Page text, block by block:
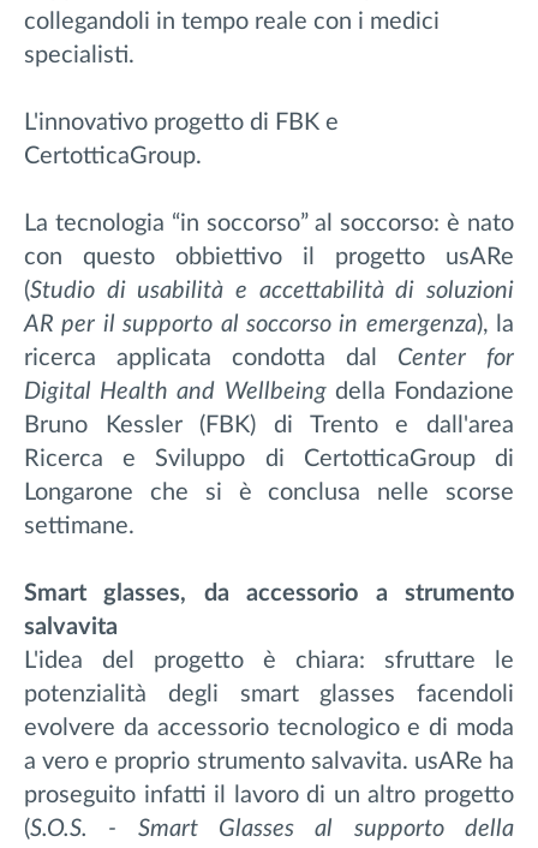
collegandoli in tempo reale con i medici
specialisti.
L'innovativo progetto di FBK e
CertotticaGroup.
La tecnologia “in soccorso” al soccorso: è nato
con questo obbiettivo il progetto usARe
(Studio di usabilità e accettabilità di soluzioni
AR per il supporto al soccorso in emergenza), la
ricerca applicata condotta dal Center for
Digital Health and Wellbeingdella Fondazione
Bruno Kessler (FBK) di Trento e dall'area
Ricerca e Sviluppo di CertotticaGroup di
Longarone che si è conclusa nelle scorse
settimane.
Smart glasses, da accessorio a strumento
salvavita
L'idea del progetto è chiara: sfruttare le
potenzialità degli smart glasses facendoli
evolvere da accessorio tecnologico e di moda
a vero e proprio strumento salvavita. usARe ha
proseguito infatti il lavoro di un altro progetto
(S.O.S. - Smart Glasses al supporto della